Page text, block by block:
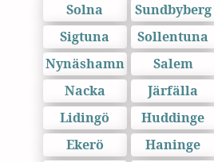
Solna
Sundbyberg
Sigtuna
Sollentuna
Nynäshamn
Salem
Nacka
Järfälla
Lidingö
Huddinge
Ekerö
Haninge